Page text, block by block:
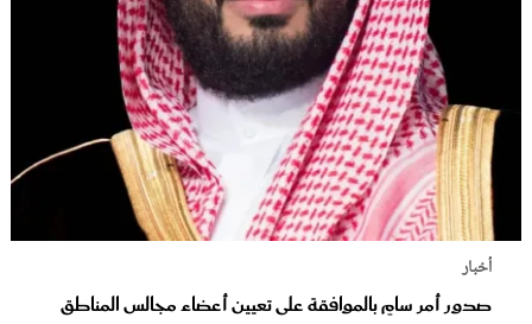
أخبار
صدور أمر سامٍ بالموافقة على تعيين أعضاء مجالس المناطق